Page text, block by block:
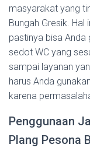
masyarakat yang
Bungah Gresik.
pastinya bisa Anda
sedot WC yang
sampai layanan
harus Anda
karena
Penggunaan
Plang Pesona